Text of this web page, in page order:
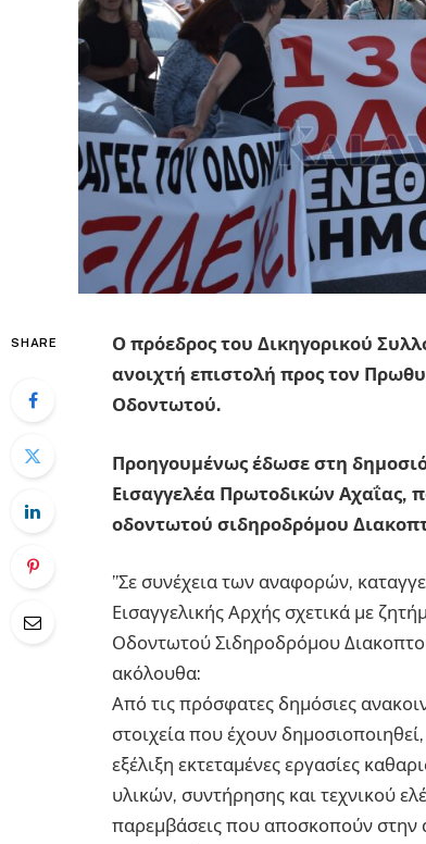
SHARE
Ο πρόεδρος του Δικηγορικού
ανοιχτή επιστολή προς τον
Οδοντωτού.
Προηγουμένως έδωσε στη
Εισαγγελέα Πρωτοδικών Αχαΐας,
οδοντωτού σιδηροδρόμου
”Σε συνέχεια των αναφορών,
Εισαγγελικής Αρχής σχετικά με
Οδοντωτού Σιδηροδρόμου
ακόλουθα:
Από τις πρόσφατες δημόσιες
στοιχεία που έχουν
εξέλιξη εκτεταμένες εργασίες
υλικών, συντήρησης και τεχνικού
παρεμβάσεις που αποσκοπούν στην